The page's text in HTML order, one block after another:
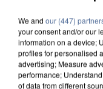
We and our (447)
your consent and/or our
information on a device;
profiles for personalised
advertising; Measure
performance;
of data from different